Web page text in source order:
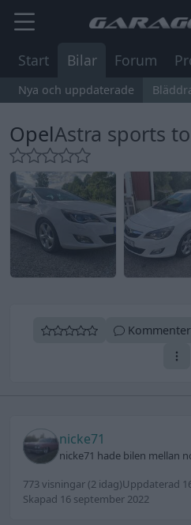
Start Bilar Forum
Nya och uppdaterade
OpelAstra sports
nicke71
nicke71 hade bilen mellan
773 visningar (2 idag)Uppdaterad
Skapad 16 september 2022